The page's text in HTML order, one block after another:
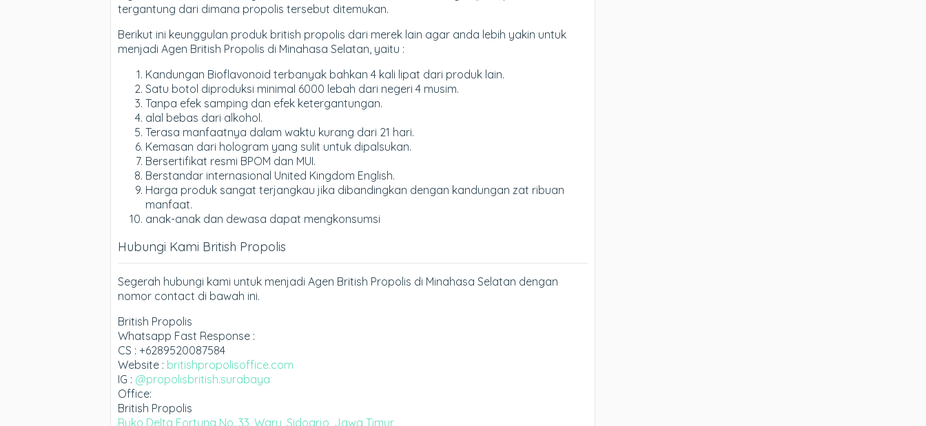
tergantung dari dimana propolis tersebut ditemukan.
Berikut ini keunggulan produk british propolis dari merek lain agar anda lebih yakin untuk
menjadi Agen British Propolis di Minahasa Selatan, yaitu :
Kandungan Bioflavonoid terbanyak bahkan 4 kali lipat dari produk lain.
Satu botol diproduksi minimal 6000 lebah dari negeri 4 musim.
Tanpa efek samping dan efek ketergantungan.
alal bebas dari alkohol.
Terasa manfaatnya dalam waktu kurang dari 21 hari.
Kemasan dari hologram yang sulit untuk dipalsukan.
Bersertifikat resmi BPOM dan MUI.
Berstandar internasional United Kingdom English.
Harga produk sangat terjangkau jika dibandingkan dengan kandungan zat ribuan
manfaat.
anak-anak dan dewasa dapat mengkonsumsi
Hubungi Kami British Propolis
Segerah hubungi kami untuk menjadi Agen British Propolis di Minahasa Selatan dengan
nomor contact di bawah ini.
British Propolis
Whatsapp Fast Response :
CS : +6289520087584
Website : britishpropolisoffice.com
IG : @propolisbritish.surabaya
Office:
British Propolis
Ruko Delta Fortuna No. 33, Waru, Sidoarjo, Jawa Timur